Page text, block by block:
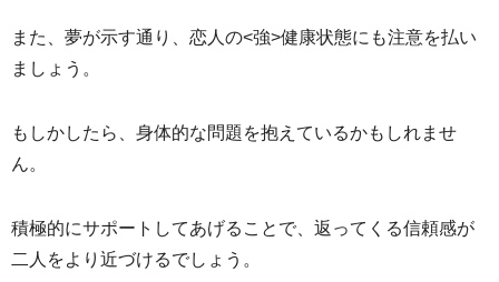
また、夢が示す通り、恋人の<強>健康状態にも注意を払い
ましょう。
もしかしたら、身体的な問題を抱えているかもしれませ
ん。
積極的にサポートしてあげることで、返ってくる信頼感が
二人をより近づけるでしょう。